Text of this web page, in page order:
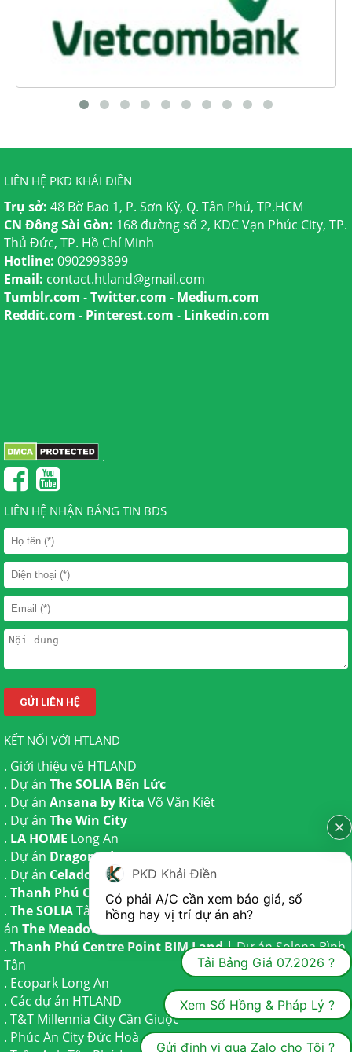
LIÊN HỆ PKD KHẢI ĐIỀN
Trụ sở: 48 Bờ Bao 1, P. Sơn Kỳ, Q. Tân Phú, TP.HCM
CN Đông Sài Gòn: 168 đường số 2, KDC Vạn Phúc City, TP.
Thủ Đức, TP. Hồ Chí Minh
Hotline: 0902993899
Email: contact.htland@gmail.com
Tumblr.com -Twitter.com - Medium.com
Reddit.com - Pinterest.com - Linkedin.com
.
LIÊN HỆ NHẬN BẢNG TIN BĐS
KẾT NỐI VỚI HTLAND
. Giới thiệu về HTLAND
. Dự án The SOLIA Bến Lức
. Dự án Ansana by Kita Võ Văn Kiệt
. Dự án The Win City
. LA HOME Long An
. Dự án Dragon Eden Long An
. Dự án Celadon City
Tân Phú
. Thanh Phú Centre PointBến Lức
. The SOLIATây Ninh | Dự ánThe AGULATrần Anh và Dự
án The Meadow
. Thanh Phú Centre Point BIM Land| Dự ánSolena Bình
Tân
. Ecopark Long An
. Các dự án HTLAND
. T&T Millennia City Cần Giuộc
. Phúc An CityĐức Hoà
PKD Khải Điền
Có phải A/C cần xem báo giá, sổ
hồng hay vị trí dự án ah?
Tải Bảng Giá 07.2026 ?
Xem Sổ Hồng & Pháp Lý ?
Gửi định vị qua Zalo cho Tôi ?